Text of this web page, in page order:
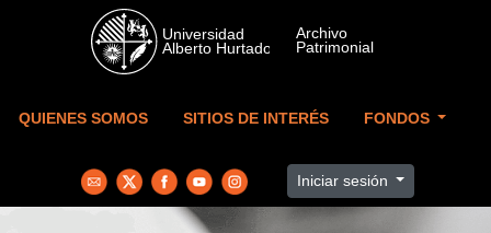
Skip to main content
QUIENES SOMOS SITIOS DE INTERÉS FONDOS
Iniciar sesión